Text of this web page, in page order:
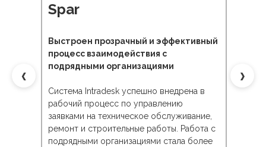
Spar
Выстроен прозрачный и эффективный
процесс взаимодействия с
подрядными организациями
Система Intradesk успешно внедрена в
рабочий процесс по управлению
заявками на техническое обслуживание,
ремонт и строительные работы. Работа с
подрядными организациями стала более
‹ ›